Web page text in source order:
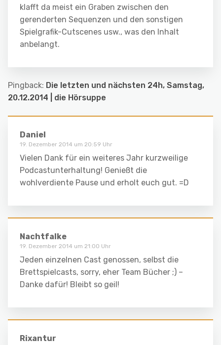
klafft da meist ein Graben zwischen den
gerenderten Sequenzen und den sonstigen
Spielgrafik-Cutscenes usw., was den Inhalt
anbelangt.
Pingback: Die letzten und nächsten 24h, Samstag,
20.12.2014 | die Hörsuppe
Daniel
19. Dezember 2014 um 20:59 Uhr
Vielen Dank für ein weiteres Jahr kurzweilige
Podcastunterhaltung! Genießt die
wohlverdiente Pause und erholt euch gut. =D
Nachtfalke
19. Dezember 2014 um 21:00 Uhr
Jeden einzelnen Cast genossen, selbst die
Brettspielcasts, sorry, eher Team Bücher ;) –
Danke dafür! Bleibt so geil!
Rixantur